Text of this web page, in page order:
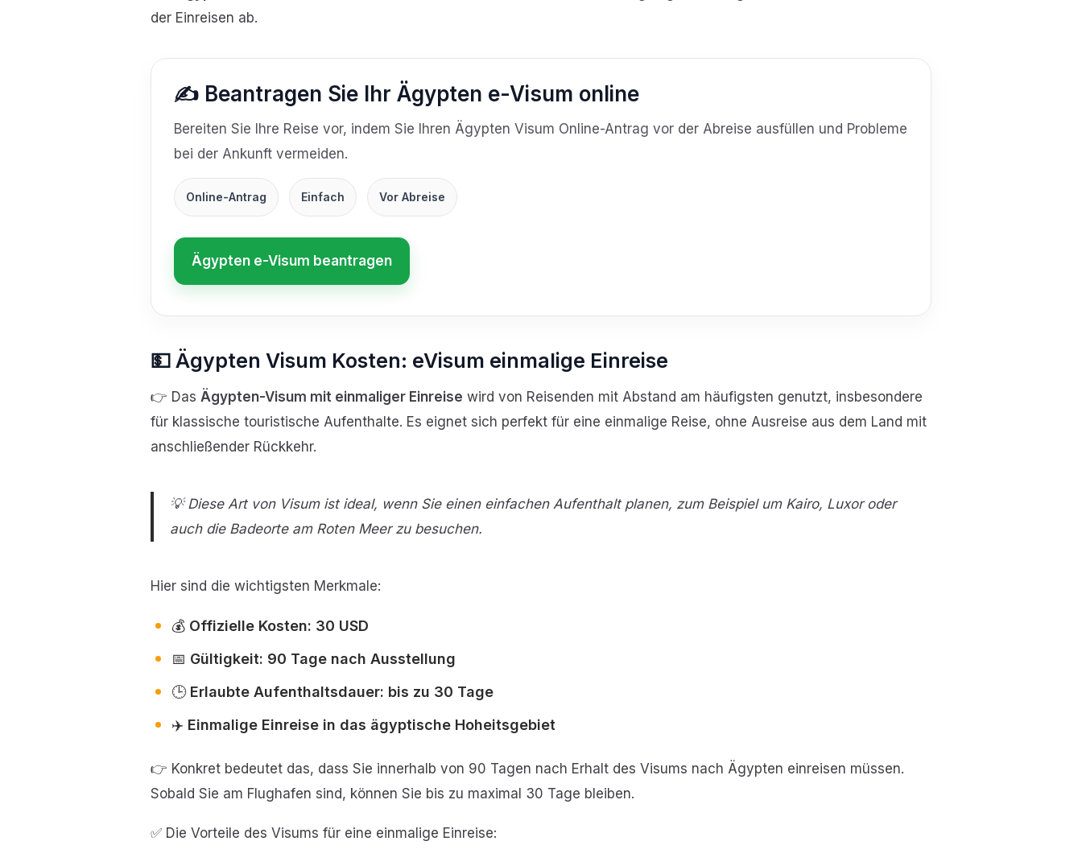
der Einreisen ab.
✍️ Beantragen Sie Ihr Ägypten e-Visum online
Bereiten Sie Ihre Reise vor, indem Sie Ihren Ägypten Visum Online-Antrag vor der Abreise ausfüllen und Probleme
bei der Ankunft vermeiden.
Online-Antrag Einfach Vor Abreise
Ägypten e-Visum beantragen
💵 Ägypten Visum Kosten: eVisum einmalige Einreise
👉 Das Ägypten-Visum mit einmaliger Einreise wird von Reisenden mit Abstand am häufigsten genutzt, insbesondere
für klassische touristische Aufenthalte. Es eignet sich perfekt für eine einmalige Reise, ohne Ausreise aus dem Land mit
anschließender Rückkehr.
💡 Diese Art von Visum ist ideal, wenn Sie einen einfachen Aufenthalt planen, zum Beispiel um Kairo, Luxor oder
auch die Badeorte am Roten Meer zu besuchen.
Hier sind die wichtigsten Merkmale:
💰 Offizielle Kosten: 30 USD
📅 Gültigkeit: 90 Tage nach Ausstellung
🕒 Erlaubte Aufenthaltsdauer: bis zu 30 Tage
✈️ Einmalige Einreise in das ägyptische Hoheitsgebiet
👉 Konkret bedeutet das, dass Sie innerhalb von 90 Tagen nach Erhalt des Visums nach Ägypten einreisen müssen.
Sobald Sie am Flughafen sind, können Sie bis zu maximal 30 Tage bleiben.
✅ Die Vorteile des Visums für eine einmalige Einreise: